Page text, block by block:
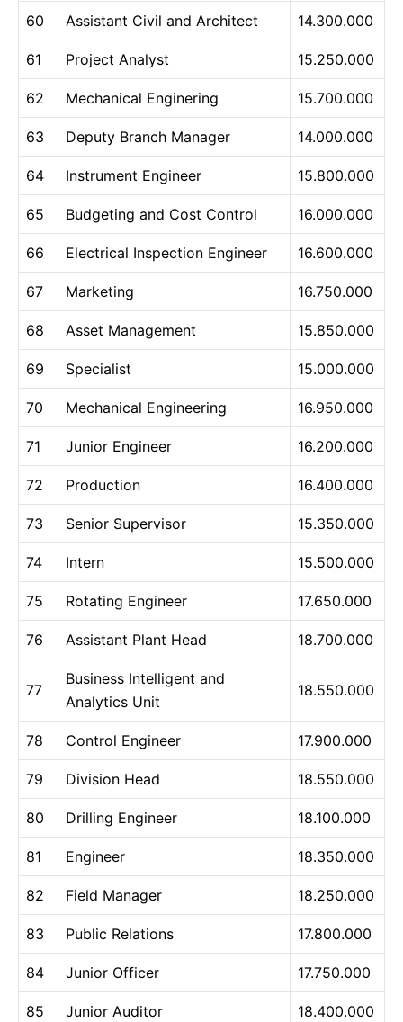
60 Assistant Civil and Architect 14.300.000
61 Project Analyst 15.250.000
62 Mechanical Enginering 15.700.000
63 Deputy Branch Manager 14.000.000
64 Instrument Engineer 15.800.000
65 Budgeting and Cost Control 16.000.000
66 Electrical Inspection Engineer 16.600.000
67 Marketing 16.750.000
68 Asset Management 15.850.000
69 Specialist 15.000.000
70 Mechanical Engineering 16.950.000
71 Junior Engineer 16.200.000
72 Production 16.400.000
73 Senior Supervisor 15.350.000
74 Intern 15.500.000
75 Rotating Engineer 17.650.000
76 Assistant Plant Head 18.700.000
77
Business Intelligent and
Analytics Unit
18.550.000
78 Control Engineer 17.900.000
79 Division Head 18.550.000
80 Drilling Engineer 18.100.000
81 Engineer 18.350.000
82 Field Manager 18.250.000
83 Public Relations 17.800.000
84 Junior Officer 17.750.000
85 Junior Auditor 18.400.000